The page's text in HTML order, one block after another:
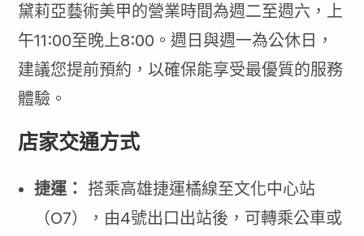
黛莉亞藝術美甲的營業時間為週二至週六，上
午11:00至晚上8:00。週日與週一為公休日，
建議您提前預約，以確保能享受最優質的服務
體驗。
店家交通方式
捷運： 搭乘高雄捷運橘線至文化中心站
（O7），由4號出口出站後，可轉乘公車或